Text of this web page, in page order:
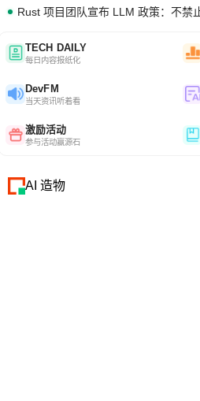
TECH DAILY
每日内容报纸化
DevFM
当天资讯听着看
激励活动
参与活动赢源石
AI 造物